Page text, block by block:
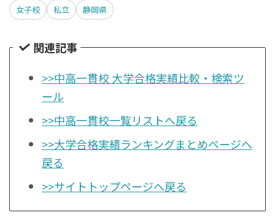
女子校 私立 静岡県
関連記事
>>中高一貫校 大学合格実績比較・検索ツ
ール
>>中高一貫校一覧リストへ戻る
>>大学合格実績ランキングまとめページへ
戻る
>>サイトトップページへ戻る